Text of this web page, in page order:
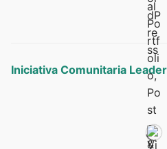
Iniciativa Comunitaria